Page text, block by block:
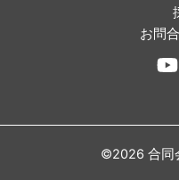
お問
©2026 合同